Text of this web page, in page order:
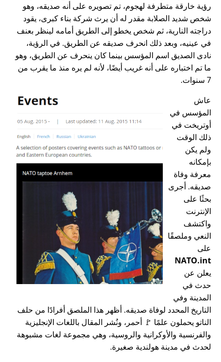
رؤية خارقة متطرفة لهجوم، تم تصويره على أنه صديقه، وهو
شخص شديد الصلابة مقدر له أن يرث شركة بناء كبرى، يقود
دراجته النارية، ثم شخص يخطو إلى الطريق أمامه لينظر بعنف
في عينيه، وبعد ذلك انحرف صديقه عن الطريق. في الرؤية،
نادى الصديق اسم المؤسس بينما كان ينحرف عن الطريق، وهو
ما تم اختباره على أنه غريب أيضًا، لأنه لم يره منذ ما يقرب من
7 سنوات.
عاش
المؤسس في
أوتريخت في
ذلك الوقت
ولم يكن
بإمكانه
معرفة وفاة
صديقه. أجرى
بحثًا على
الإنترنت
واكتشف
النعي وملصقًا
على
NATO.int
يعلن عن
حدث في
المدينة وفي
التاريخ المحدد لوفاة صديقه. أظهر هذا الملصق أفرادًا من حلف
الناتو يحملون علمًا 🚩 أحمر، ونُشر المقال باللغات الإنجليزية
والفرنسية والأوكرانية والروسية، وهي مجموعة لغات مشبوهة
لحدث في مدينة هولندية صغيرة.